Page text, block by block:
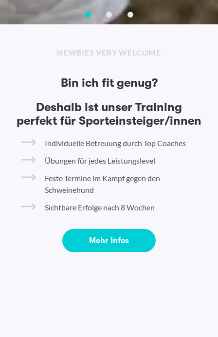
NEWBIES VERY WELCOME
Bin ich fit genug?
Deshalb ist unser Training
perfekt für Sporteinsteiger/innen
Individuelle Betreuung durch Top Coaches
Übungen für jedes Leistungslevel
Feste Termine im Kampf gegen den
Schweinehund
Sichtbare Erfolge nach 8 Wochen
Mehr Infos